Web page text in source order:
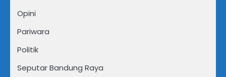
Opini
Pariwara
Politik
Seputar Bandung Raya